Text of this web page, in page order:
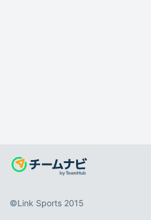
©️Link Sports 2015